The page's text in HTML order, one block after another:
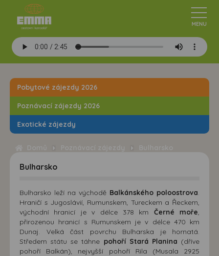
Pobytové zájezdy 2026
Poznávací zájezdy 2026
Exotické zájezdy
Bulharsko
Bulharsko leží na východě Balkánského poloostrova.
Hraničí s Jugoslávií, Rumunskem, Tureckem a Řeckem,
východní hranicí je v délce 378 km Černé moře,
přirozenou hranicí s Rumunskem je v délce 470 km
Dunaj. Velká část povrchu Bulharska je hornatá.
Středem státu se táhne pohoří Stará Planina (dříve
pohoří Balkán), nejvyšší pohoří Rila (Musala 2925